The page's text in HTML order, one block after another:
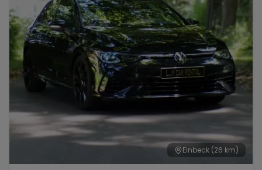
Einbeck (26 km)